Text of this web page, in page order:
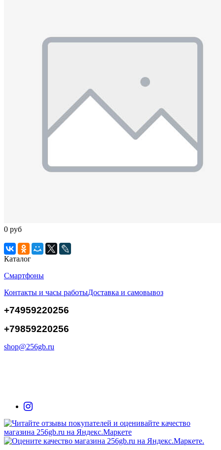
0 руб
Каталог
Смартфоны
Контакты и часы работыДоставка и самовывоз
+74959220256
+79859220256
shop@256gb.ru